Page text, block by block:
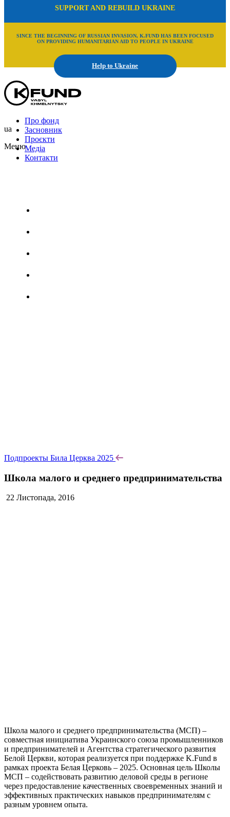
SUPPORT AND REBUILD UKRAINE
SINCE THE BEGINNING OF RUSSIAN INVASION, K.FUND HAS BEEN FOCUSED
ON PROVIDING HUMANITARIAN AID TO PEOPLE IN UKRAINE
Help to Ukraine
Про фонд
Засновник
Проєкти
Медіа
Контакти
ua
Меню
Подпроекты Била Церква 2025
Школа малого и среднего предпринимательства
22 Листопада, 2016
Школа малого и среднего предпринимательства (МСП) –
совместная инициатива Украинского союза промышленников
и предпринимателей и Агентства стратегического развития
Белой Церкви, которая реализуется при поддержке K.Fund в
рамках проекта Белая Церковь – 2025. Основная цель Школы
МСП – содействовать развитию деловой среды в регионе
через предоставление качественных своевременных знаний и
эффективных практических навыков предпринимателям с
разным уровнем опыта.